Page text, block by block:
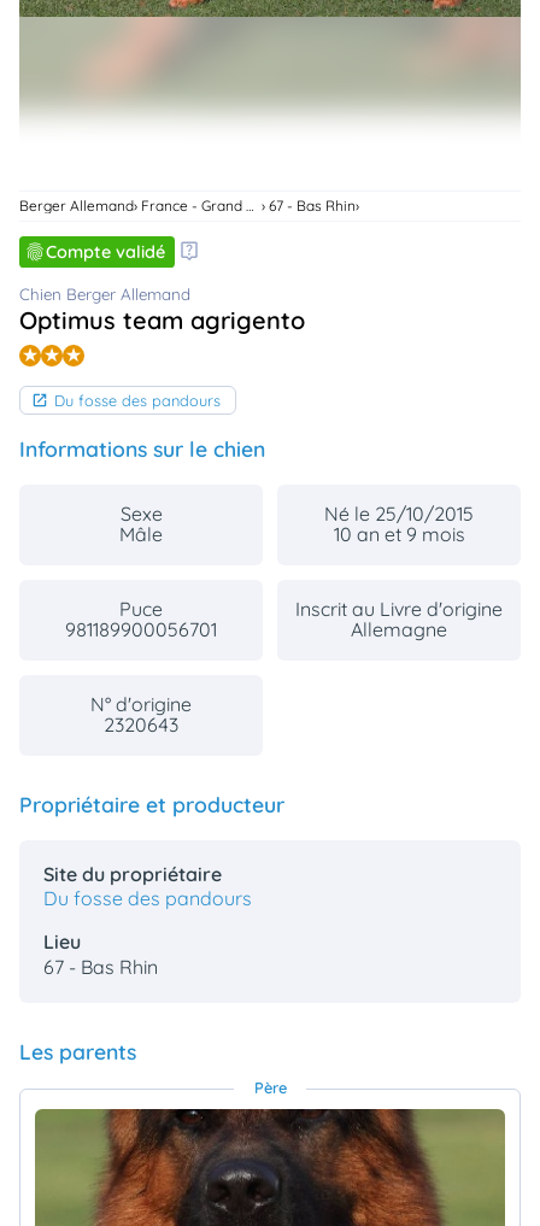
Berger Allemand 67 - Bas Rhin
Compte validé
Chien Berger Allemand
Optimus team agrigento
Du fosse des pandours
Informations sur le chien
Sexe
Mâle
Né le 25/10/2015
10 an et 9 mois
Puce
981189900056701
Inscrit au Livre d'origine
Allemagne
N° d'origine
2320643
Propriétaire et producteur
Site du propriétaire
Du fosse des pandours
Lieu
67 - Bas Rhin
Les parents
Père